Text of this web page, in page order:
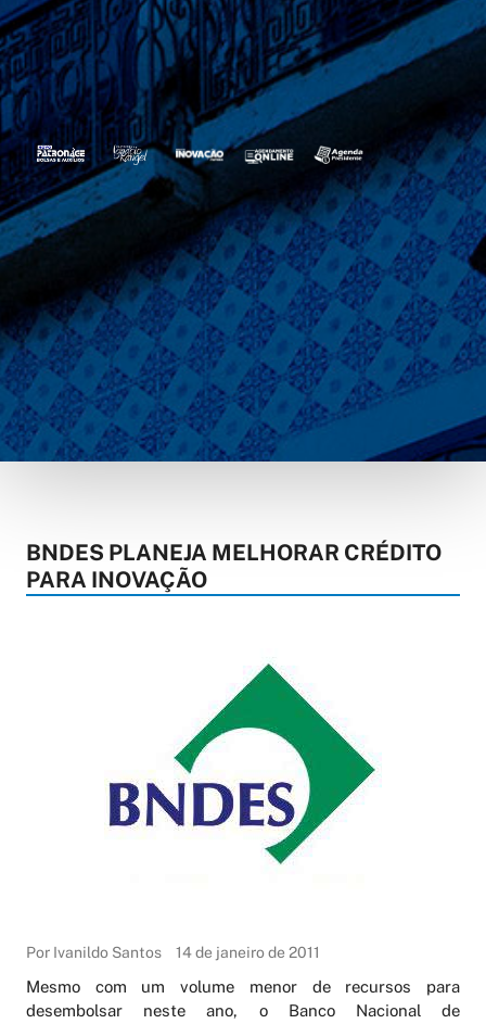
BNDES PLANEJA MELHORAR CRÉDITO
PARA INOVAÇÃO
Por Ivanildo Santos 14 de janeiro de 2011
Mesmo com um volume menor de recursos para
desembolsar neste ano, o Banco Nacional de